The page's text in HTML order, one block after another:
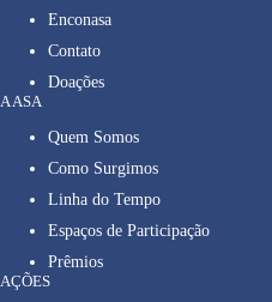
Enconasa
Contato
Doações
A ASA
Quem Somos
Como Surgimos
Linha do Tempo
Espaços de Participação
Prêmios
AÇÕES